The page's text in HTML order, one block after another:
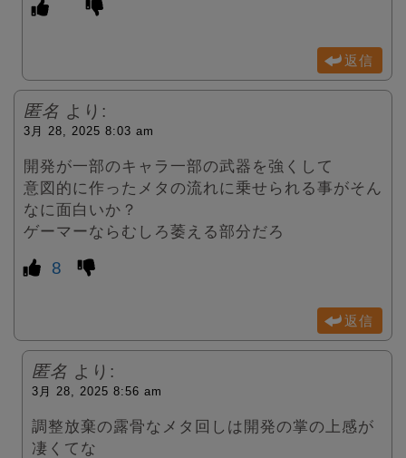
返信
匿名 より:
3月 28, 2025 8:03 am
開発が一部のキャラ一部の武器を強くして
意図的に作ったメタの流れに乗せられる事がそん
なに面白いか？
ゲーマーならむしろ萎える部分だろ
8
返信
匿名 より:
3月 28, 2025 8:56 am
調整放棄の露骨なメタ回しは開発の掌の上感が
凄くてな